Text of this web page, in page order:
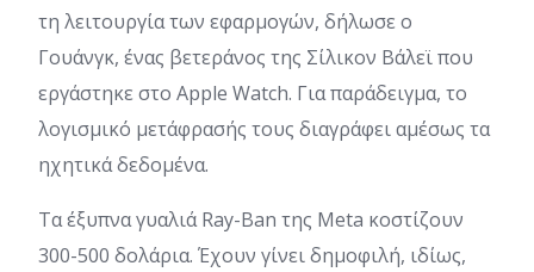
τη λειτουργία των εφαρμογών, δήλωσε ο
Γουάνγκ, ένας βετεράνος της Σίλικον Βάλεϊ που
εργάστηκε στο Apple Watch. Για παράδειγμα, το
λογισμικό μετάφρασής τους διαγράφει αμέσως τα
ηχητικά δεδομένα.
Τα έξυπνα γυαλιά Ray-Ban της Meta κοστίζουν
300-500 δολάρια. Έχουν γίνει δημοφιλή, ιδίως,